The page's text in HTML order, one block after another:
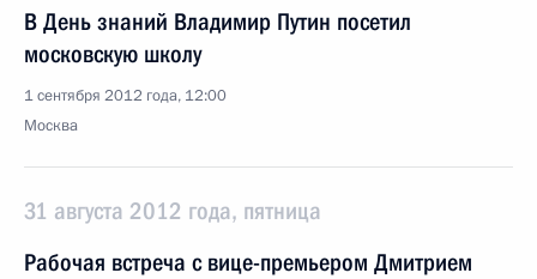
В День знаний Владимир Путин посетил
московскую школу
1 сентября 2012 года, 12:00
Москва
31 августа 2012 года, пятница
Рабочая встреча с вице-премьером Дмитрием